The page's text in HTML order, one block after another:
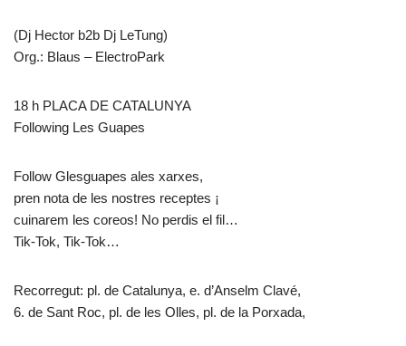
(Dj Hector b2b Dj LeTung)
Org.: Blaus – ElectroPark
18 h PLACA DE CATALUNYA
Following Les Guapes
Follow Glesguapes ales xarxes,
pren nota de les nostres receptes ¡
cuinarem les coreos! No perdis el fil…
Tik-Tok, Tik-Tok…
Recorregut: pl. de Catalunya, e. d’Anselm Clavé,
6. de Sant Roc, pl. de les Olles, pl. de la Porxada,